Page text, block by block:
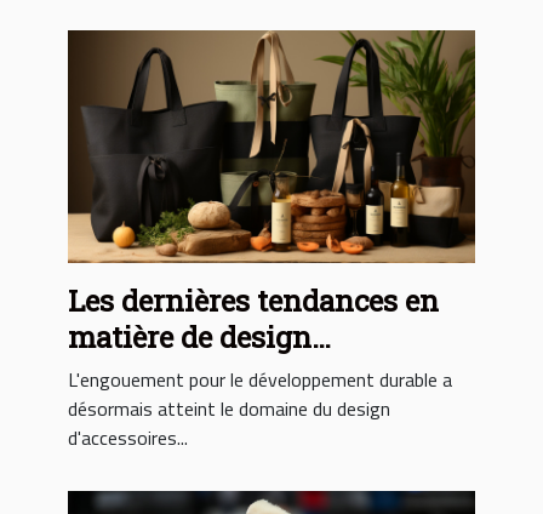
Les dernières tendances en
matière de design
d'accessoires éco-
responsables
L'engouement pour le développement durable a
désormais atteint le domaine du design
d'accessoires...